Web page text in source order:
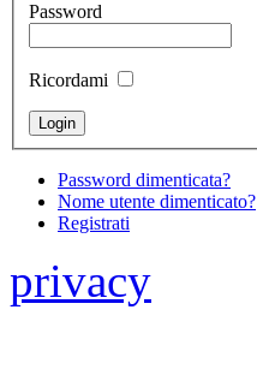
Password
Ricordami
Password dimenticata?
Nome utente dimenticato?
Registrati
privacy